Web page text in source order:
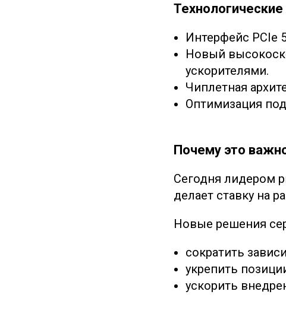
Интерфейс PCIe
Новый
ускорителями.
Чиплетная
Оптимизация
Почему это
Сегодня лидером
делает ставку на
Новые решения
сократить
укрепить
ускорить